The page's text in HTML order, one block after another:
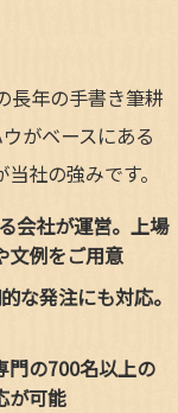
長年の手書き筆耕
がベースにある
社の強みです。
会社が運営。上場
文例をご用意
な発注にも対応。
門の700名以上の
が可能